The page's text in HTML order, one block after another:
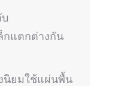
กแตกต่างกัน
นิยมใช้แผ่นพื้น